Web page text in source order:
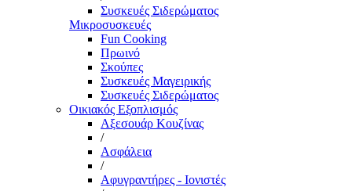
Συσκευές Σιδερώματος
Μικροσυσκευές
Fun Cooking
Πρωινό
Σκούπες
Συσκευές Μαγειρικής
Συσκευές Σιδερώματος
Οικιακός Εξοπλισμός
Αξεσουάρ Κουζίνας
/
Ασφάλεια
/
Αφυγραντήρες - Ιονιστές